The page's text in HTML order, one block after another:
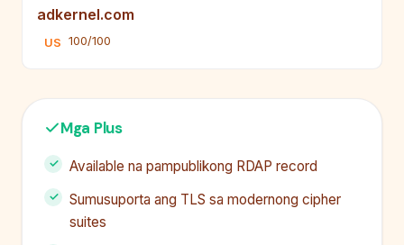
adkernel.com
US 100/100
Mga Plus
Available na pampublikong RDAP record
Sumusuporta ang TLS sa modernong cipher
suites